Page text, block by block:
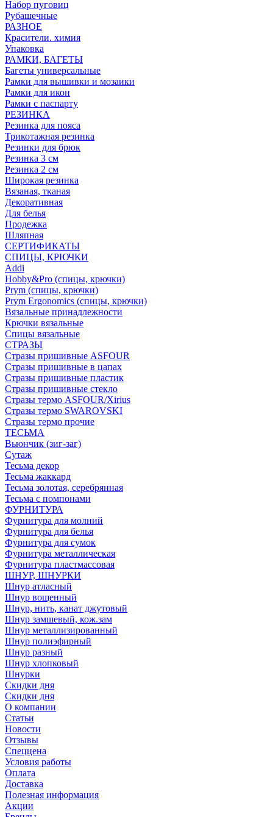
Набор пуговиц
Рубашечные
РАЗНОЕ
Красители. химия
Упаковка
РАМКИ, БАГЕТЫ
Багеты универсальные
Рамки для вышивки и мозаики
Рамки для икон
Рамки с паспарту
РЕЗИНКА
Резинка для пояса
Трикотажная резинка
Резинки для брюк
Резинка 3 см
Резинка 2 см
Широкая резинка
Вязаная, тканая
Декоративная
Для белья
Продежка
Шляпная
СЕРТИФИКАТЫ
СПИЦЫ, КРЮЧКИ
Addi
Hobby&Pro (спицы, крючки)
Prym (спицы, крючки)
Prym Ergonomics (спицы, крючки)
Вязальные принадлежности
Крючки вязальные
Спицы вязальные
СТРАЗЫ
Стразы пришивные ASFOUR
Стразы пришивные в цапах
Стразы пришивные пластик
Стразы пришивные стекло
Стразы термо ASFOUR/Xirius
Стразы термо SWAROVSKI
Стразы термо прочие
ТЕСЬМА
Вьюнчик (зиг-заг)
Сутаж
Тесьма декор
Тесьма жаккард
Тесьма золотая, серебрянная
Тесьма с помпонами
ФУРНИТУРА
Фурнитура для молний
Фурнитура для белья
Фурнитура для сумок
Фурнитура металлическая
Фурнитура пластмассовая
ШНУР, ШНУРКИ
Шнур атласный
Шнур вощенный
Шнур, нить, канат джутовый
Шнур замшевый, кож.зам
Шнур металлизированный
Шнур полиэфирный
Шнур разный
Шнур хлопковый
Шнурки
Скидки дня
Скидки дня
О компании
Статьи
Новости
Отзывы
Спеццена
Условия работы
Оплата
Доставка
Полезная информация
Акции